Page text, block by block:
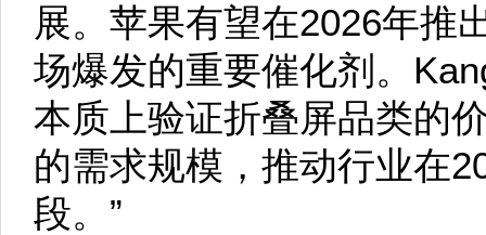
展。苹果有望在2026年推
场爆发的重要催化剂。
本质上验证折叠屏品类的
的需求规模，推动行业在
段。”